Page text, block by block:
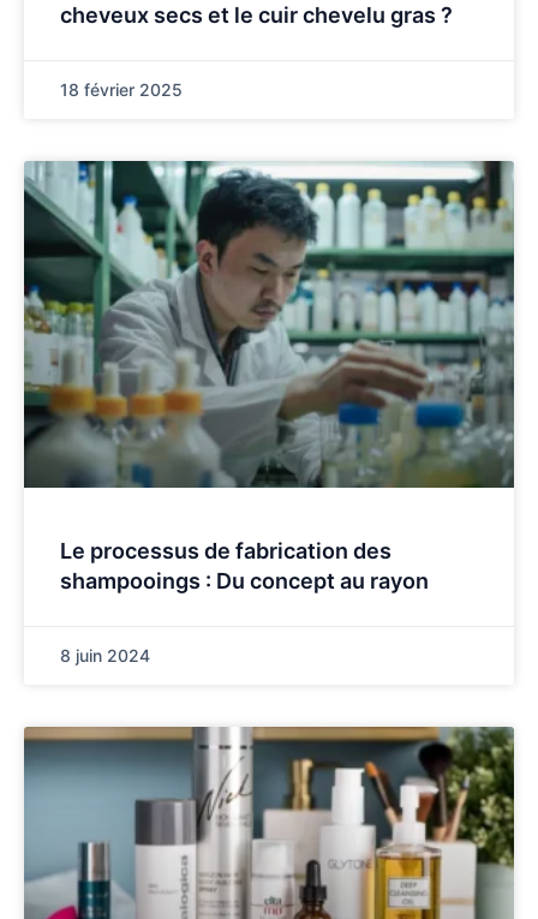
cheveux secs et le cuir chevelu gras ?
18 février 2025
Le processus de fabrication des
shampooings : Du concept au rayon
8 juin 2024